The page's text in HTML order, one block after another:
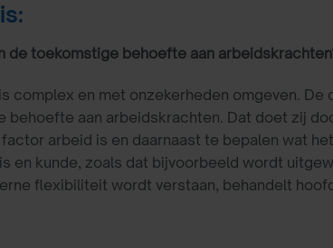
de toekomstige behoefte aan
complex en met onzekerheden omgeven.
behoefte aan arbeidskrachten. Dat doet zij
arbeid is en daarnaast te bepalen wat
en kunde, zoals dat bijvoorbeeld wordt
flexibiliteit wordt verstaan, behandelt